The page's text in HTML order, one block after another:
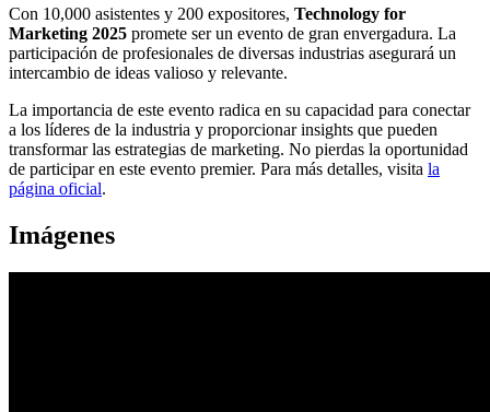
Con 10,000 asistentes y 200 expositores, Technology for
Marketing 2025 promete ser un evento de gran envergadura. La
participación de profesionales de diversas industrias asegurará un
intercambio de ideas valioso y relevante.
La importancia de este evento radica en su capacidad para conectar
a los líderes de la industria y proporcionar insights que pueden
transformar las estrategias de marketing. No pierdas la oportunidad
de participar en este evento premier. Para más detalles, visita la
página oficial.
Imágenes